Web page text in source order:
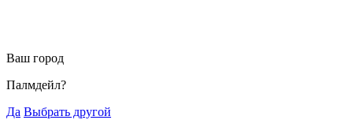
Ваш город
Палмдейл?
Да Выбрать другой